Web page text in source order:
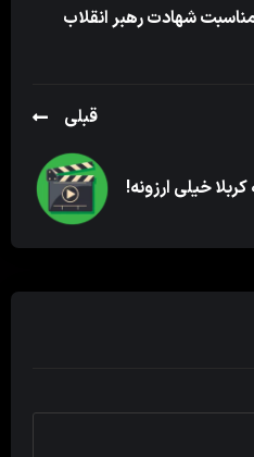
شهادت رهبر انقلاب
قبلی
خیلی ارزونه!